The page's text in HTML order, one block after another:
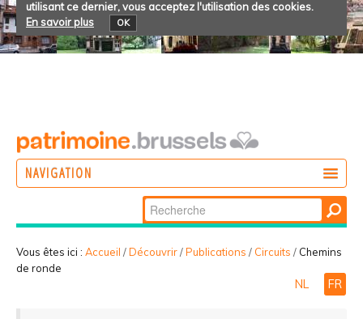
utilisant ce dernier, vous acceptez l'utilisation des cookies.
En savoir plus
OK
NAVIGATION
PARTICIPER
Chercher par
Recherche
avancée…
Vous êtes ici : Accueil /Découvrir/Publications / Circuits / Chemins
de ronde
NL FR